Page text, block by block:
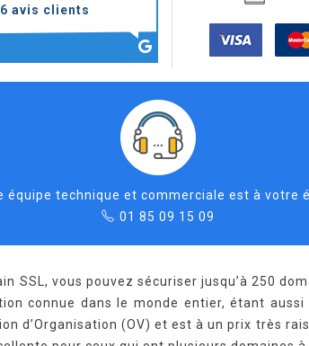
avis clients
équipe technique et commerciale est à votre
01 85 09 15 09
SSL, vous pouvez sécuriser jusqu’à 250
connue dans le monde entier, étant aussi
d’Organisation (OV) et est à un prix très